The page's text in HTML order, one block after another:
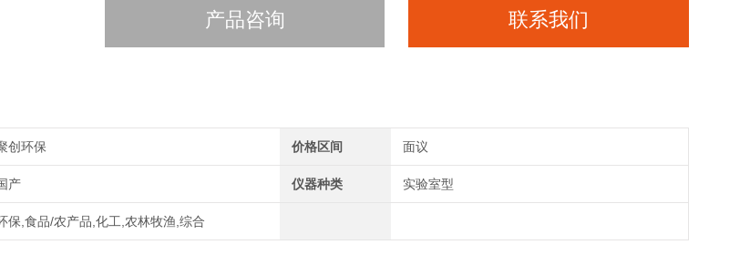
产品咨询 联系我们
创环保 价格区间 面议
产 仪器种类 实验室型
保,食品/农产品,化工,农林牧渔,综合